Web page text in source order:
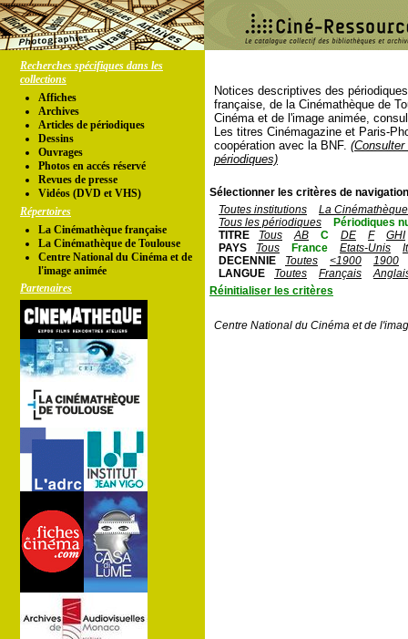
Recherches spécifiques dans les
collections
Affiches
Archives
Articles de périodiques
Dessins
Ouvrages
Photos en accés réservé
Revues de presse
Vidéos (DVD et VHS)
Répertoires
La Cinémathèque française
La Cinémathèque de Toulouse
Centre National du Cinéma et de
l'image animée
Partenaires
Notices descriptives des
française, de la Cinémathèque de
Cinéma et de l'image animée,
Les titres Cinémagazine et Paris-
coopération avec la BNF.
périodiques)
Sélectionner les critères de
Toutes institutions
La
Tous les périodiques
Périodiques
TITRE
Tous AB C DE F
GHI
PAYS
Tous France Etats-Unis
DECENNIE
Toutes <1900
1900
LANGUE
Toutes Français
Réinitialiser les critères
Centre National du Cinéma et de